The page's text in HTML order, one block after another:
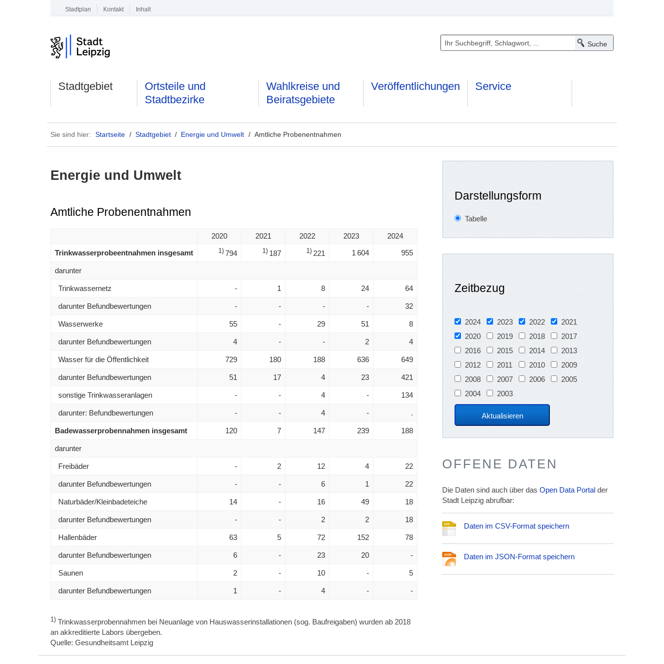
Stadtplan Kontakt Inhalt
Stadtgebiet
Ortsteile und
Stadtbezirke
Wahlkreise und
Beiratsgebiete
Veröffentlichungen Service
Sie sind hier: Startseite / Stadtgebiet / Energie und Umwelt / Amtliche Probenentnahmen
Energie und Umwelt
Amtliche Probenentnahmen
2020 2021 2022 2023
2024
Trinkwasserprobeentnahmen insgesamt
1) 794 1) 187 1) 221 1 604 955
darunter
Trinkwassernetz - 1 8 24 64
darunter Befundbewertungen - - - - 32
Wasserwerke 55 - 29 51 8
darunter Befundbewertungen 4 - - 2 4
Wasser für die Öffentlichkeit 729 180 188 636 649
darunter Befundbewertungen 51 17 4 23 421
sonstige Trinkwasseranlagen - - 4 - 134
darunter: Befundbewertungen - - 4 - .
Badewasserprobennahmen insgesamt 120 7 147 239 188
darunter
Freibäder - 2 12 4 22
darunter Befundbewertungen - - 6 1 22
Naturbäder/Kleinbadeteiche 14 - 16 49 18
darunter Befundbewertungen - - 2 2 18
Hallenbäder 63 5 72 152 78
darunter Befundbewertungen 6 - 23 20 -
Saunen 2 - 10 - 5
darunter Befundbewertungen 1 - 4 - -
1) Trinkwasserprobennahmen bei Neuanlage von Hauswasserinstallationen (sog. Baufreigaben) wurden ab 2018
an akkreditierte Labors übergeben.
Quelle: Gesundheitsamt Leipzig
Darstellungsform
Tabelle
Zeitbezug
2024 2023 2022
2021
2020
2019 2018
2017
2016
2015 2014
2013
2012
2011 2010
2009
2008
2007 2006
2005
2004
2003
OFFENE DATEN
Die Daten sind auch über dasOpen Data Portal der
Stadt Leipzig abrufbar:
Daten im CSV-Format speichern
Daten im JSON-Format speichern